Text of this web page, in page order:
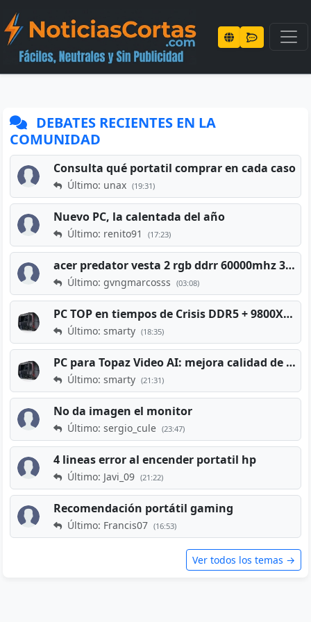
DEBATES RECIENTES EN LA
COMUNIDAD
Consulta qué portatil comprar en cada caso
Último: unax (19:31)
Nuevo PC, la calentada del año
Último: renito91 (17:23)
acer predator vesta 2 rgb ddrr 60000mhz 32gb x2 16gb
Último: gvngmarcosss (03:08)
PC TOP en tiempos de Crisis DDR5 + 9800X3D + RTX 5080 [2026][2400€]
Último: smarty (18:35)
PC para Topaz Video AI: mejora calidad de vídeos viejos
Último: smarty (21:31)
No da imagen el monitor
Último: sergio_cule (23:47)
4 lineas error al encender portatil hp
Último: Javi_09 (21:22)
Recomendación portátil gaming
Último: Francis07 (16:53)
Ver todos los temas →